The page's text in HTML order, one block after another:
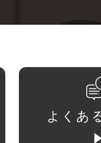
よくあ